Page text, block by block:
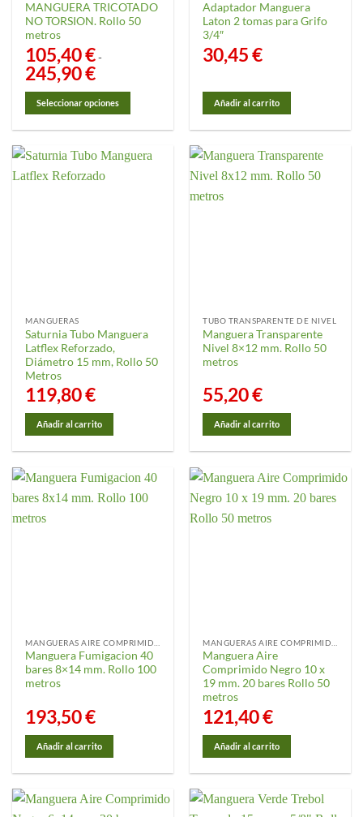
MANGUERA TRICOTADO
NO TORSION. Rollo 50
metros
105,40€-
245,90€Rango
de
precios:
desde
105,40 €
245,90 €
Seleccionar opciones
tiene
múltiples
página
de
producto
Adaptador Manguera
Laton 2 tomas para Grifo
3/4″
30,45€
Añadir al carrito
MANGUERAS
Saturnia Tubo Manguera
Latflex Reforzado,
Diámetro 15 mm, Rollo 50
Metros
119,80€
Añadir al carrito
TUBO TRANSPARENTE DE NIVEL
Manguera Transparente
Nivel 8×12 mm. Rollo 50
metros
55,20€
Añadir al carrito
Manguera Fumigacion 40
bares 8×14 mm. Rollo 100
metros
193,50€
Añadir al carrito
Manguera Aire
Comprimido Negro 10 x
19 mm. 20 bares Rollo 50
metros
121,40€
Añadir al carrito